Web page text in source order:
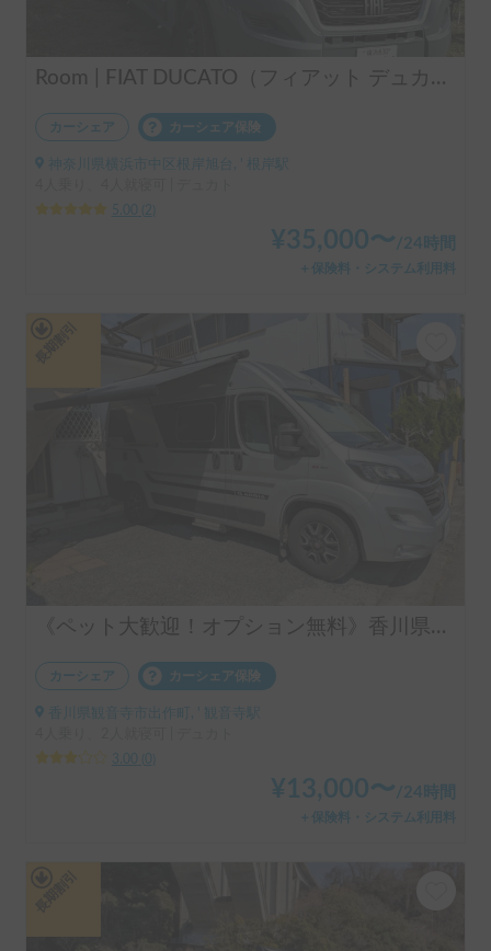
Room | FIAT DUCATO（フィアット デュカト）
カーシェア カーシェア保険
神奈川県横浜市中区根岸旭台, ' 根岸駅
5.00
2
¥35,000〜 /24時間
＋保険料・システム利用料
《ペット大歓迎！オプション無料》香川県の駅、空港配車OK！デュカトで四国一周へGo！ ！
カーシェア カーシェア保険
香川県観音寺市出作町, ' 観音寺駅
3.00
¥ 13,000〜 /24時間
＋保険料・システム利用料